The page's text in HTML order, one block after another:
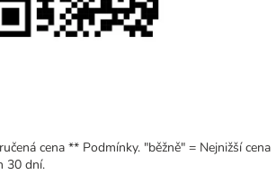
cena ** Podmínky. "běžně" = Nejnižší cena
30 dní.